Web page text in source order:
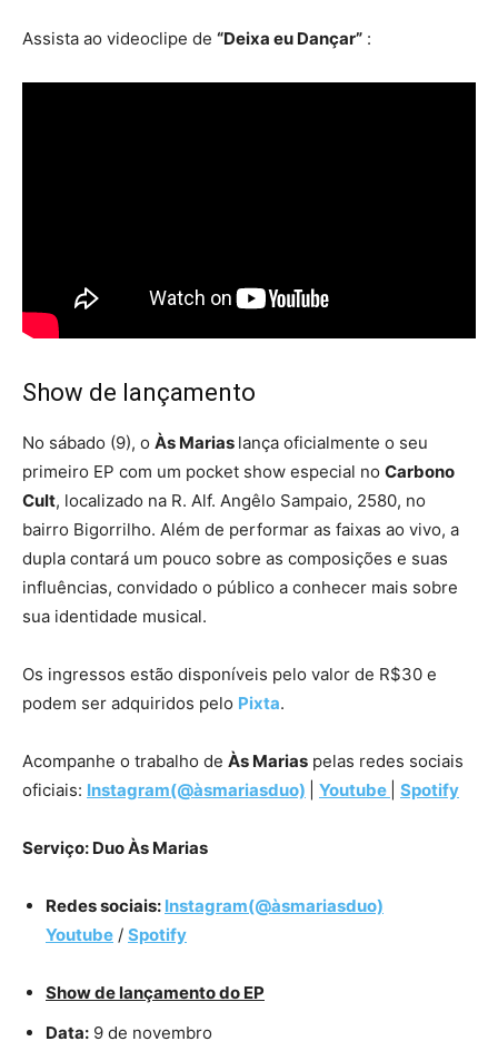
Assista ao videoclipe de “Deixa eu Dançar” :
Show de lançamento
No sábado (9), o Às Marias lança oficialmente o seu
primeiro EP com um pocket show especial no Carbono
Cult, localizado na R. Alf. Angêlo Sampaio, 2580, no
bairro Bigorrilho. Além de performar as faixas ao vivo, a
dupla contará um pouco sobre as composições e suas
influências, convidado o público a conhecer mais sobre
sua identidade musical.
Os ingressos estão disponíveis pelo valor de R$30 e
podem ser adquiridos pelo Pixta.
Acompanhe o trabalho de Às Marias pelas redes sociais
oficiais: Instagram(@àsmariasduo) Youtube Spotify
Serviço: Duo Às Marias
Redes sociais: Instagram(@àsmariasduo)
Youtube / Spotify
Show de lançamento do EP
Data: 9 de novembro